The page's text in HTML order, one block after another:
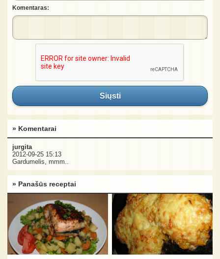
Komentaras:
Siųsti
» Komentarai
jurgita
2012-09-25 15:13
Gardumelis, mmm..
» Panašūs receptai